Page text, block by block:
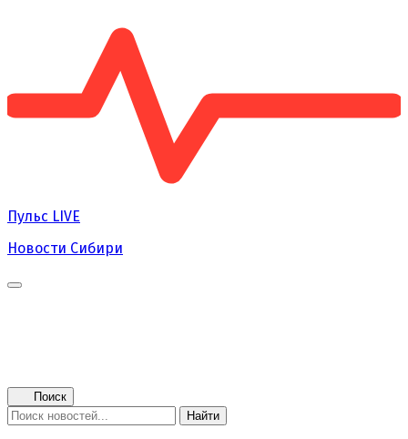
Пульс LIVE
Новости Сибири
Поиск
Найти